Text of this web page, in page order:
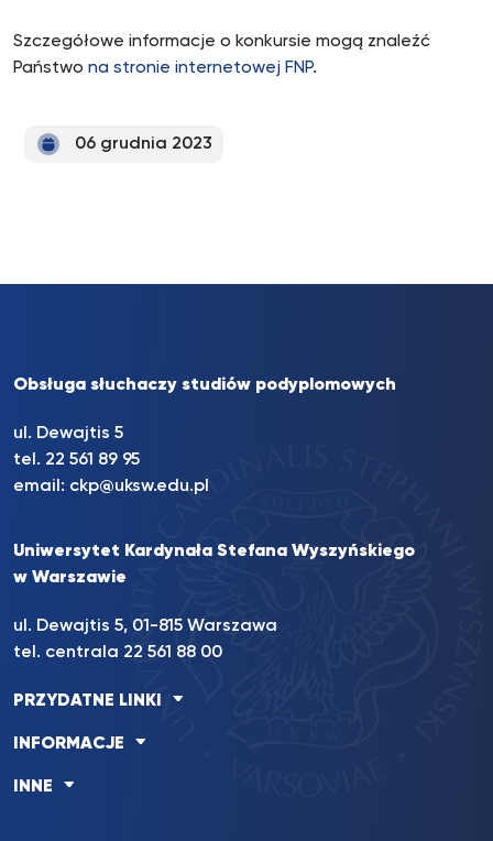
Szczegółowe informacje o konkursie mogą znaleźć
Państwo na stronie internetowej FNP.
06 grudnia 2023
Obsługa słuchaczy studiów podyplomowych
ul. Dewajtis 5
tel. 22 561 89 95
email: ckp@uksw.edu.pl
Uniwersytet Kardynała Stefana Wyszyńskiego
w Warszawie
ul. Dewajtis 5, 01-815 Warszawa
tel. centrala 22 561 88 00
PRZYDATNE LINKI
INFORMACJE
INNE